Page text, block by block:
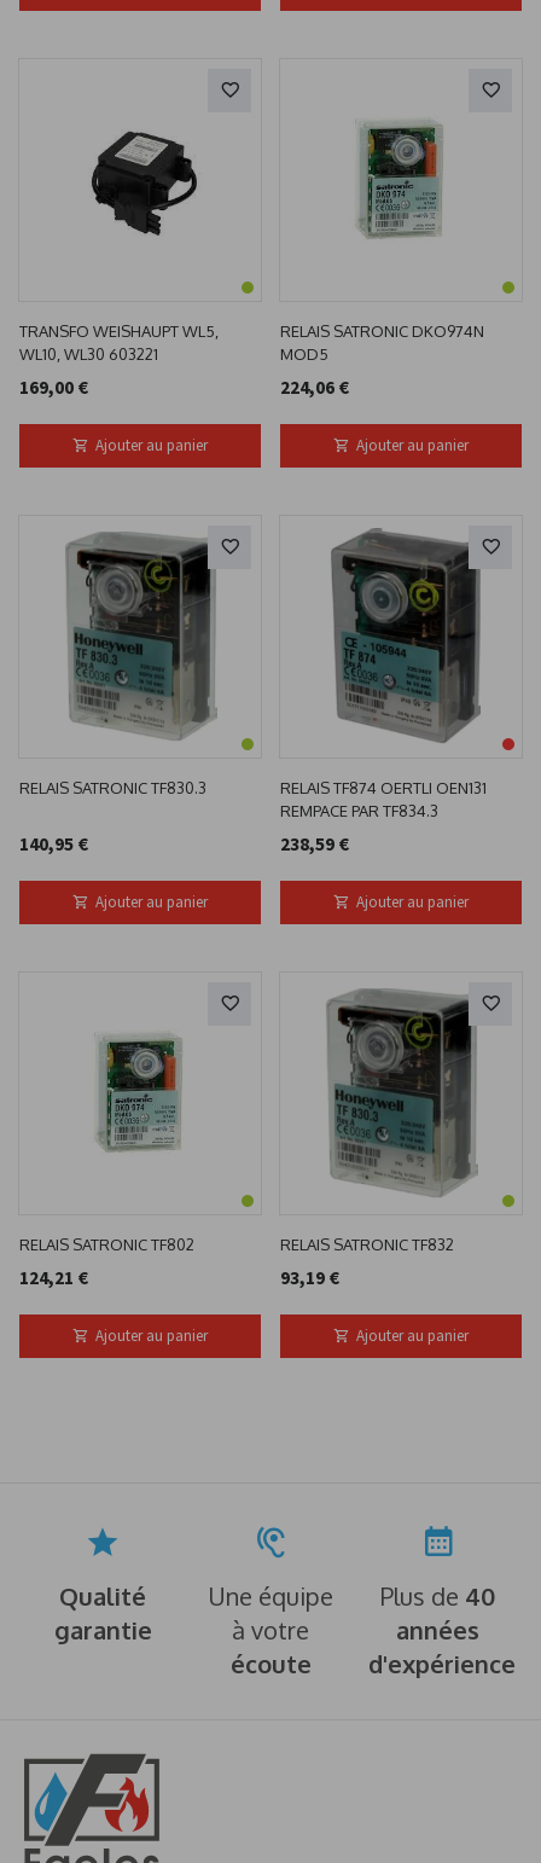
TRANSFO WEISHAUPT WL5,
WL10, WL30 603221
169,00 €
Ajouter au panier
RELAIS SATRONIC DKO974N
MOD5
224,06 €
Ajouter au panier
RELAIS SATRONIC TF830.3
140,95 €
Ajouter au panier
RELAIS TF874 OERTLI OEN131
REMPACE PAR TF834.3
238,59 €
Ajouter au panier
RELAIS SATRONIC TF802
124,21 €
Ajouter au panier
RELAIS SATRONIC TF832
93,19 €
Ajouter au panier
Qualité
garantie
Une équipe
à votre
écoute
Plus de 40
années
d'expérience